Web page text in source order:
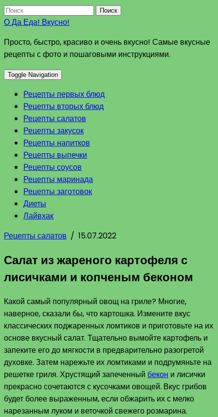
Поиск
О Да Еда! Вкусно!
Просто, быстро, красиво и очень вкусно! Самые вкусные
рецепты с фото и пошаговыми инструкциями.
Toggle Navigation
Рецепты первых блюд
Рецепты вторых блюд
Рецепты салатов
Рецепты закусок
Рецепты напитков
Рецепты выпечки
Рецепты соусов
Рецепты маринада
Рецепты заготовок
Диеты
Лайвхак
Рецепты салатов / 15.07.2022
Салат из жареного картофеля с
лисичками и копченым беконом
Какой самый популярный овощ на гриле? Многие,
наверное, сказали бы, что картошка. Измените вкус
классических поджаренных ломтиков и приготовьте на их
основе вкусный салат. Тщательно вымойте картофель и
запеките его до мягкости в предварительно разогретой
духовке. Затем нарежьте их ломтиками и подрумяньте на
решетке гриля. Хрустящий запеченный бекон и лисички
прекрасно сочетаются с кусочками овощей. Вкус грибов
будет более выраженным, если обжарить их с мелко
нарезанным луком и веточкой свежего розмарина.